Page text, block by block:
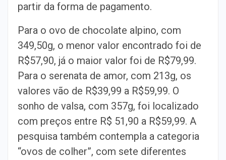
partir da forma de pagamento.
Para o ovo de chocolate alpino, com
349,50g, o menor valor encontrado foi de
R$57,90, já o maior valor foi de R$79,99.
Para o serenata de amor, com 213g, os
valores vão de R$39,99 a R$59,99. O
sonho de valsa, com 357g, foi localizado
com preços entre R$ 51,90 a R$59,99. A
pesquisa também contempla a categoria
“ovos de colher”, com sete diferentes